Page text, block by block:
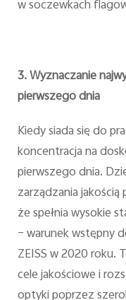
w soczewkach
3. Wyznaczanie
pierwszego dnia
Kiedy siada się do
koncentracja na
pierwszego dnia.
zarządzania
że spełnia wysokie
– warunek wstępny
ZEISS w 2020 roku.
cele jakościowe i
optyki poprzez